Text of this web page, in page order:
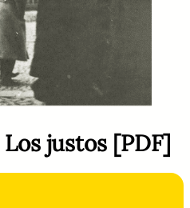
justos [PDF]